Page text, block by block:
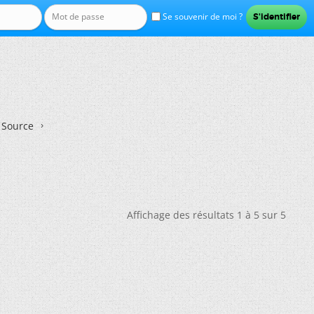
Se souvenir de moi ?
Affichage des résultats 1 à 5 sur 5